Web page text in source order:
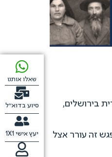
בירושלים,
זה עורר אצל
שאלו אותנו
סיוע בדוא"ל
יעץ אישי 1X1